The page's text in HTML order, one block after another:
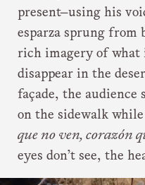
present—using his
esparza sprung
rich imagery of what
disappear in the
façade, the audience
on the sidewalk
que no ven, corazón
eyes don’t see, the